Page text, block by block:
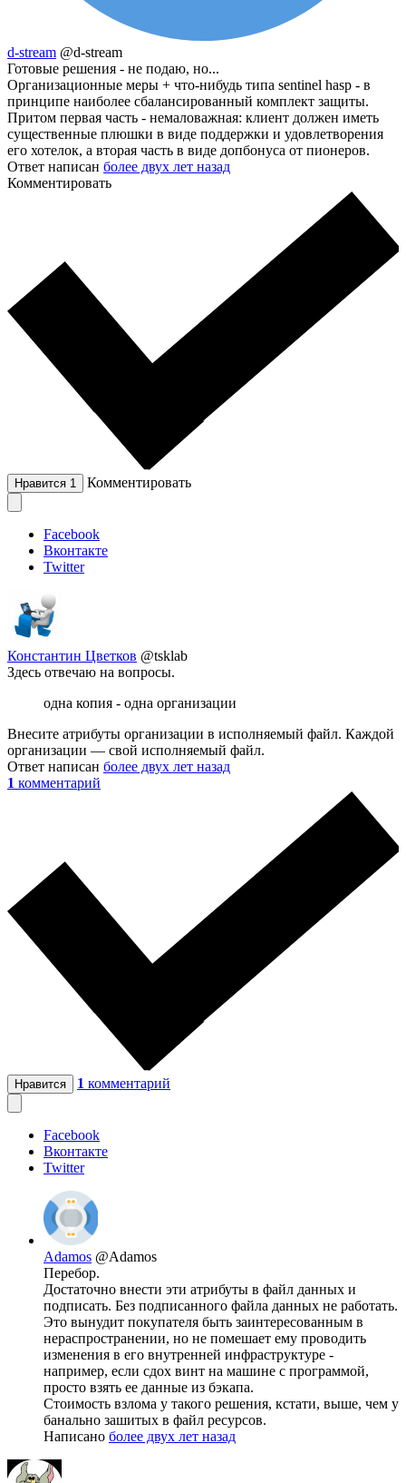
d-stream @d-stream
Готовые решения - не подаю, но...
Организационные меры + что-нибудь типа sentinel hasp - в
принципе наиболее сбалансированный комплект защиты.
Притом первая часть - немаловажная: клиент должен иметь
существенные плюшки в виде поддержки и удовлетворения
его хотелок, а вторая часть в виде допбонуса от пионеров.
Ответ написан более двух лет назад
Комментировать
Нравится 1 Комментировать
Facebook
Вконтакте
Twitter
Константин Цветков @tsklab
Здесь отвечаю на вопросы.
одна копия - одна организации
Внесите атрибуты организации в исполняемый файл. Каждой
организации — свой исполняемый файл.
Ответ написан более двух лет назад
1 комментарий
Нравится 1 комментарий
Facebook
Вконтакте
Twitter
Adamos @Adamos
Перебор.
Достаточно внести эти атрибуты в файл данных и
подписать. Без подписанного файла данных не работать.
Это вынудит покупателя быть заинтересованным в
нераспространении, но не помешает ему проводить
изменения в его внутренней инфраструктуре -
например, если сдох винт на машине с программой,
просто взять ее данные из бэкапа.
Стоимость взлома у такого решения, кстати, выше, чем у
банально зашитых в файл ресурсов.
Написано более двух лет назад